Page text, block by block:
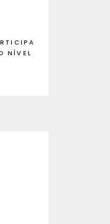
NÍVEL